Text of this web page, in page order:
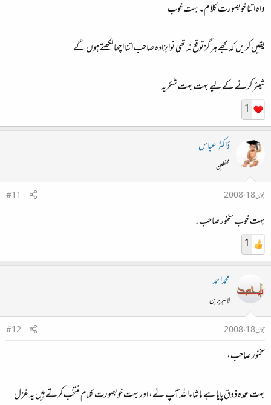
واہ اتنا خوبصورت کلام۔ بہت خوب
یقیں کریں کہ مجھے ہرگز توقع نہ تھی نوابزادہ صاحب اتنا اچھا لکھتے ہوں گے
شیئر کرنے کے لیے بہت بہت شکریہ
1
ڈاکٹر عباس
محفلین
جون 18، 2008
#11
بہت خوب سخنور صاحب۔
1
محمداحمد
لائبریرین
جون 18، 2008
#12
سخنور صاحب،
بہت عمدہ ذوق پایا ہے ماشاءاللہ آپ نے، اور بہت خوبصورت کلام منتخب کرتےہیں یہ غزل